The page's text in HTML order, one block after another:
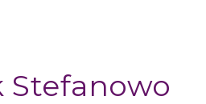
Stefanowo